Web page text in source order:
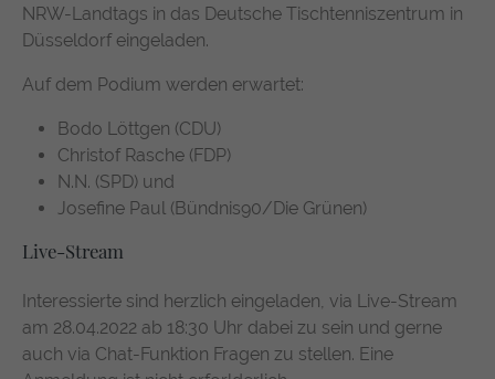
NRW-Landtags in das Deutsche Tischtenniszentrum in
Düsseldorf eingeladen.
Auf dem Podium werden erwartet:
Bodo Löttgen (CDU)
Christof Rasche (FDP)
N.N. (SPD) und
Josefine Paul (Bündnis90/Die Grünen)
Live-Stream
Interessierte sind herzlich eingeladen, via Live-Stream
am 28.04.2022 ab 18:30 Uhr dabei zu sein und gerne
auch via Chat-Funktion Fragen zu stellen. Eine